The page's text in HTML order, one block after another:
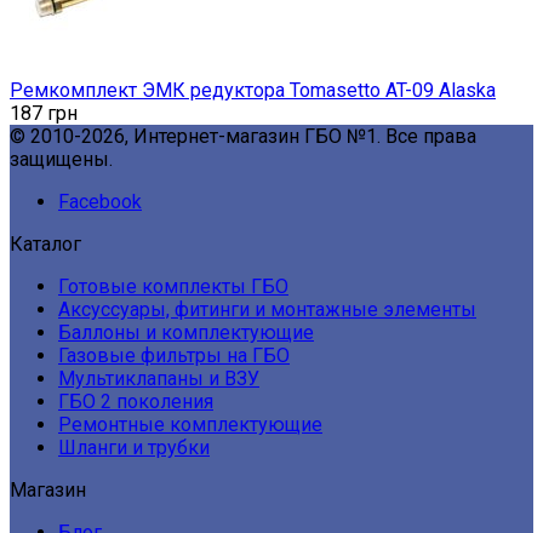
Ремкомплект ЭМК редуктора Tomasetto AT-09 Alaska
187 грн
© 2010-2026, Интернет-магазин ГБО №1. Все права
защищены.
Facebook
Каталог
Готовые комплекты ГБО
Аксуссуары, фитинги и монтажные элементы
Баллоны и комплектующие
Газовые фильтры на ГБО
Мультиклапаны и ВЗУ
ГБО 2 поколения
Ремонтные комплектующие
Шланги и трубки
Магазин